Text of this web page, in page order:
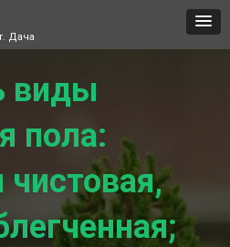
Дача
виды
пола:
чистовая,